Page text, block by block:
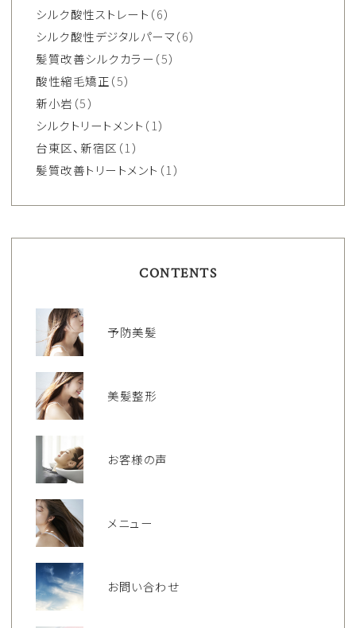
シルク酸性ストレート （6）
シルク酸性デジタルパーマ（6）
髪質改善シルクカラー （5）
酸性縮毛矯正（5）
新小岩 （5）
シルクトリートメント （1）
台東区、新宿区 （1）
髪質改善トリートメント （1）
CONTENTS
予防美髪
美髪整形
お客様の声
メニュー
お問い合わせ